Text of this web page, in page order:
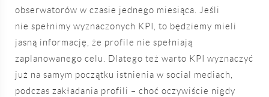
obserwatorów w czasie jednego miesiąca. Jeśli
nie spełnimy wyznaczonych KPI, to będziemy mieli
jasną informację, że profile nie spełniają
zaplanowanego celu. Dlatego też warto KPI wyznaczyć
już na samym początku istnienia w social mediach,
podczas zakładania profili – choć oczywiście nigdy